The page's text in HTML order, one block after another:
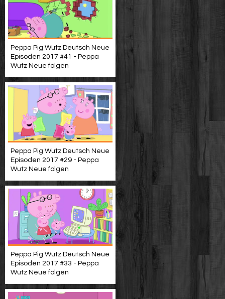
Peppa Pig Wutz Deutsch Neue
Episoden 2017 #41 - Peppa
Wutz Neue folgen
Peppa Pig Wutz Deutsch Neue
Episoden 2017 #29 - Peppa
Wutz Neue folgen
Peppa Pig Wutz Deutsch Neue
Episoden 2017 #33 - Peppa
Wutz Neue folgen